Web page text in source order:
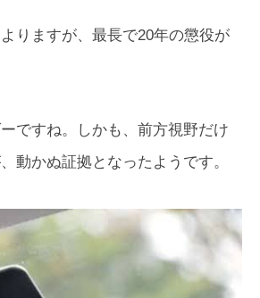
りますが、最長で20年の懲役が
ですね。しかも、前方視野だけ
動かぬ証拠となったようです。